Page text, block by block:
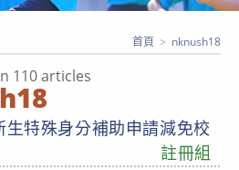
110 articles
首頁 > nknush18
生特殊身分補助申請減免校
註冊組